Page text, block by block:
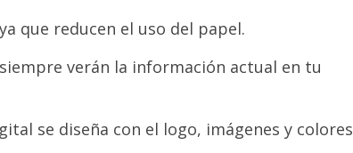
que reducen el uso del papel.
verán la información actual en tu
se diseña con el logo, imágenes y colores